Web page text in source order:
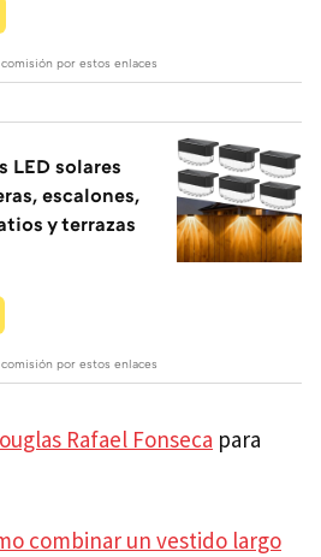
por estos enlaces
LED solares
escalones,
y terrazas
por estos enlaces
Rafael Fonseca para
combinar un vestido largo